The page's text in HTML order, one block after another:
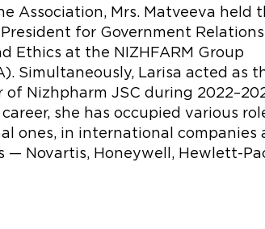
Association, Mrs. Matveeva held
for Government
Ethics at the NIZHFARM Group
Simultaneously, Larisa acted as
of Nizhpharm JSC during
she has occupied various
ones, in international companies
— Novartis, Honeywell, Hewlett-